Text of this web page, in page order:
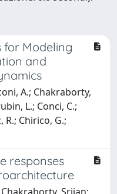
for Modeling
and
A.; Chakraborty,
L.; Conci, C.;
Chirico, G.;
responses